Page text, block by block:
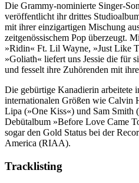
Die Grammy-nominierte Singer-
veröffentlicht ihr drittes
mit ihrer einzigartigen Mischung
zeitgenössischem Pop überzeugt.
»Ridin« Ft. Lil Wayne, »Just Like
»Goliath« liefert uns Jessie die für
und fesselt ihre Zuhörenden mit
Die gebürtige Kanadierin arbeitete
internationalen Größen wie Calvin
Lipa (»One Kiss«) und Sam Smith
Debütalbum »Before Love Came
sogar den Gold Status bei der
America (RIAA).
Tracklisting